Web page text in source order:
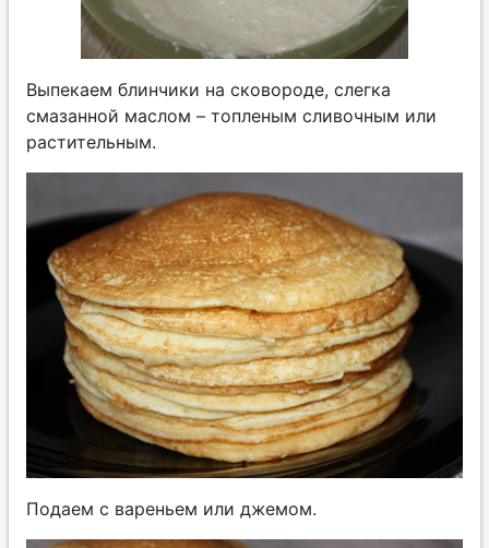
Выпекаем блинчики на сковороде, слегка
смазанной маслом – топленым сливочным или
растительным.
Подаем с вареньем или джемом.